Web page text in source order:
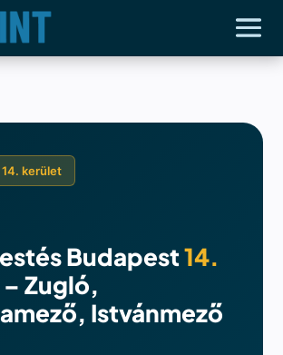
14. kerület
Budapest14.
– Zugló,
Istvánmező